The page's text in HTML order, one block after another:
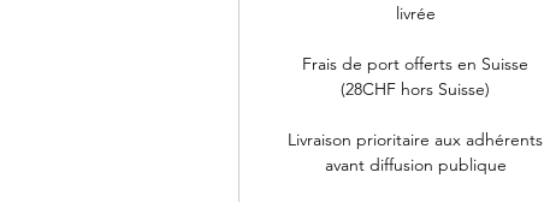
livrée
Frais de port offerts en Suisse
(28CHF hors Suisse)
Livraison prioritaire aux adhérents
avant diffusion publique